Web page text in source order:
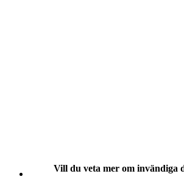
Vill du veta mer om invändiga